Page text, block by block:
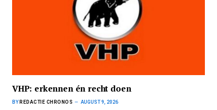
VHP: erkennen én recht doen
BY REDACTIE CHRONOS AUGUST 9, 2026